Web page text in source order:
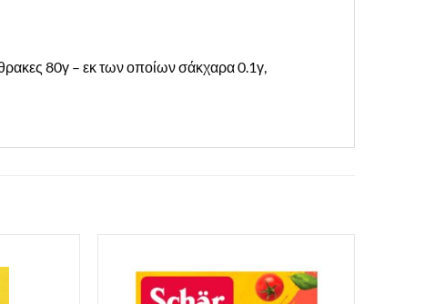
80γ – εκ των οποίων σάκχαρα 0.1γ,